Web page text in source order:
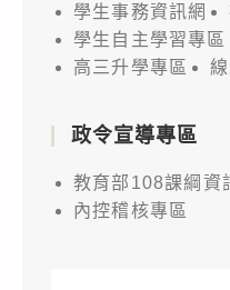
學生事務資訊網
學生自主學習專區
高三升學專區
政令宣導專區
教育部108課綱資
內控稽核專區